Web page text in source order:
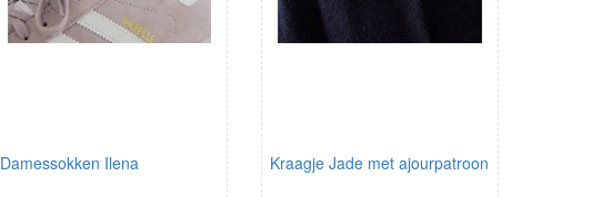
Damessokken Ilena Kraagje Jade met ajourpatroon